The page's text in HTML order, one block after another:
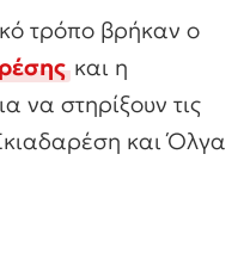
τρόπο βρήκαν ο
και η
να στηρίξουν τις
και Όλγα